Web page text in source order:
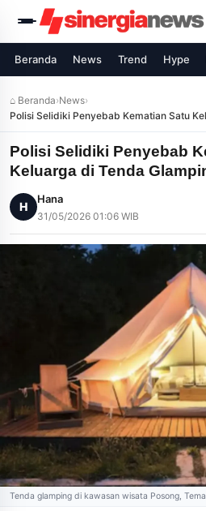
Beranda News Trend Hype
⌂ Beranda›News›
Polisi Selidiki Penyebab Kematian Satu
Temanggung
Polisi Selidiki Penyebab
Keluarga di Tenda
H
Hana
31/05/2026 01:06 WIB
Tenda glamping di kawasan wisata Posong,